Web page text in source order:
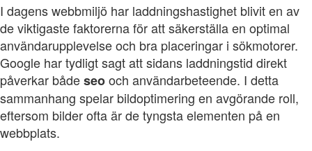
I dagens webbmiljö har laddningshastighet blivit en av
de viktigaste faktorerna för att säkerställa en optimal
användarupplevelse och bra placeringar i sökmotorer.
Google har tydligt sagt att sidans laddningstid direkt
påverkar bådeseooch användarbeteende. I detta
sammanhang spelar bildoptimering en avgörande roll,
eftersom bilder ofta är de tyngsta elementen på en
webbplats.